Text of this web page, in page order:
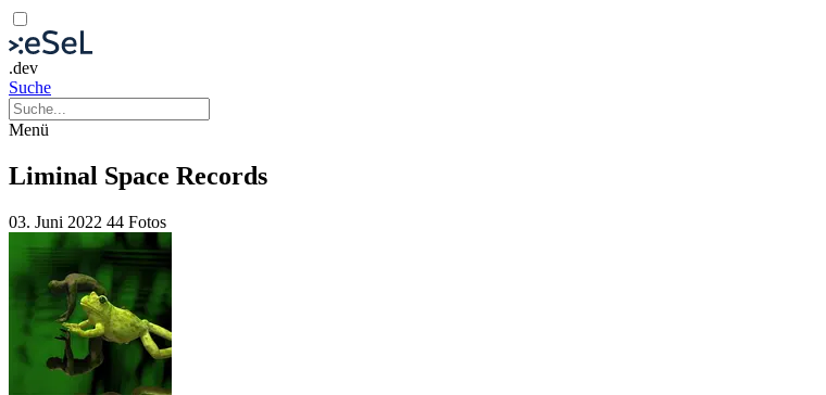
.dev
Suche
Menü
Liminal Space Records
03. Juni 2022 44 Fotos